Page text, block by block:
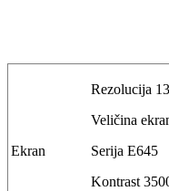
Ekran
Rezolucija
Veličina
Serija E645
Kontrast